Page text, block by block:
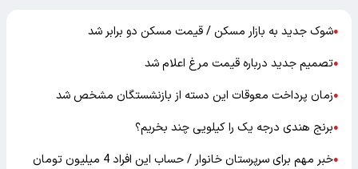
●شوک جدید به بازار مسکن / قیمت مسکن دو برابر شد
●تصمیم جدید درباره قیمت مرغ اعلام شد
●زمان پرداخت معوقات این دسته از بازنشستگان مشخص شد
●برنج هندی درجه یک را کیلویی چند بخریم؟
●
خبر مهم برای سرپرستان خانوار / حساب این افراد 4 میلیون تومان